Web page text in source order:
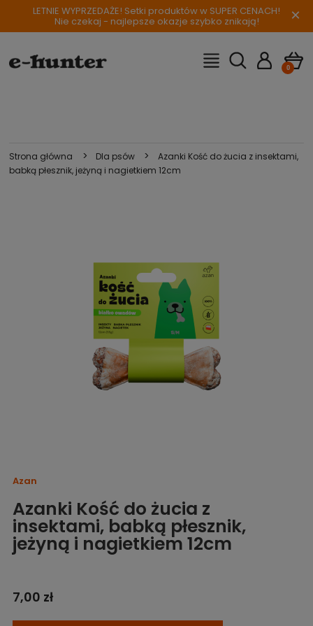
LETNIE WYPRZEDAŻE! Setki produktów w SUPER CENACH!
Nie czekaj - najlepsze okazje szybko znikają! ×
Strona główna > Dla psów >
Azanki Kość do żucia z insektami,
babką płesznik, jeżyną i nagietkiem 12cm
Azan
Azanki Kość do żucia z
insektami, babką płesznik,
jeżyną i nagietkiem 12cm
7,00 zł